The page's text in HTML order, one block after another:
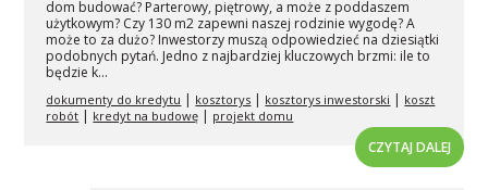
dom budować? Parterowy, piętrowy, a może z poddaszem
użytkowym? Czy 130 m2 zapewni naszej rodzinie wygodę? A
może to za dużo? Inwestorzy muszą odpowiedzieć na dziesiątki
podobnych pytań. Jedno z najbardziej kluczowych brzmi: ile to
będzie k...
dokumenty do kredytu | kosztorys | kosztorys inwestorski | koszt
robót | kredyt na budowę | projekt domu
CZYTAJ DALEJ